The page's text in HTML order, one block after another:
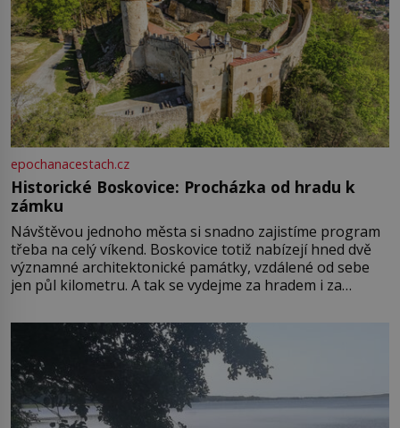
epochanacestach.cz
Historické Boskovice: Procházka od hradu k
zámku
Návštěvou jednoho města si snadno zajistíme program
třeba na celý víkend. Boskovice totiž nabízejí hned dvě
významné architektonické památky, vzdálené od sebe
jen půl kilometru. A tak se vydejme za hradem i za
Boskovice na okraji Drahanské vrchoviny vznikla někdy
ve13. století, a už v roce 1313 kronikáři zaznamenali